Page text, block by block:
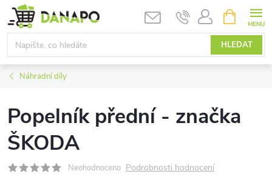
Přejít
na
obsah
HLEDAT
NÁKUPNÍ
KOŠÍK
Náhradní díly
Popelník přední - značka
ŠKODA
Neohodnoceno Podrobnosti hodnocení